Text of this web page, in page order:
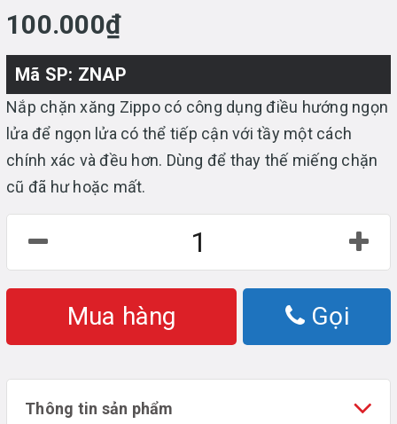
100.000₫
Mã SP: ZNAP
Nắp chặn xăng Zippo có công dụng điều hướng ngọn
lửa để ngọn lửa có thể tiếp cận với tầy một cách
chính xác và đều hơn. Dùng để thay thế miếng chặn
cũ đã hư hoặc mất.
Mua hàng Gọi
Thông tin sản phẩm